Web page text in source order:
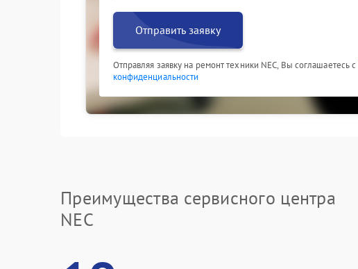
Отправить заявку
Отправляя заявку на ремонт техники NEC, Вы соглашаетесь с
конфиденциальности
Преимущества сервисного центра
NEC